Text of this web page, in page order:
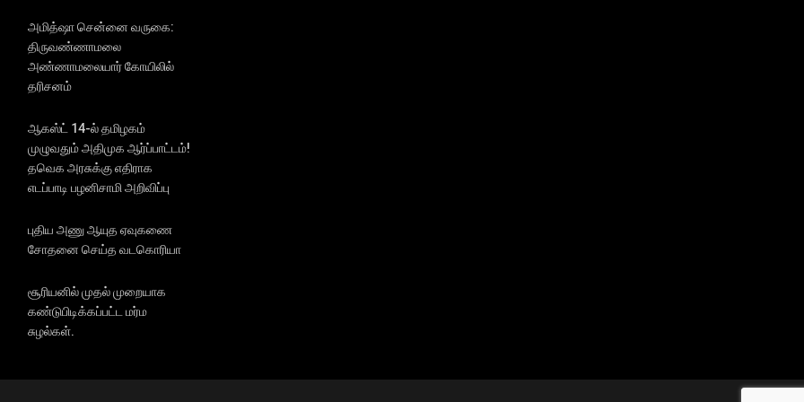
அமித்ஷா சென்னை வருகை:
திருவண்ணாமலை
அண்ணாமலையார் கோயிலில்
தரிசனம்
ஆகஸ்ட் 14-ல் தமிழகம்
முழுவதும் அதிமுக ஆர்ப்பாட்டம்!
தவெக அரசுக்கு எதிராக
எடப்பாடி பழனிசாமி அறிவிப்பு
புதிய அணு ஆயுத ஏவுகணை
சோதனை செய்த வடகொரியா
சூரியனில் முதல் முறையாக
கண்டுபிடிக்கப்பட்ட மர்ம
சுழல்கள்.